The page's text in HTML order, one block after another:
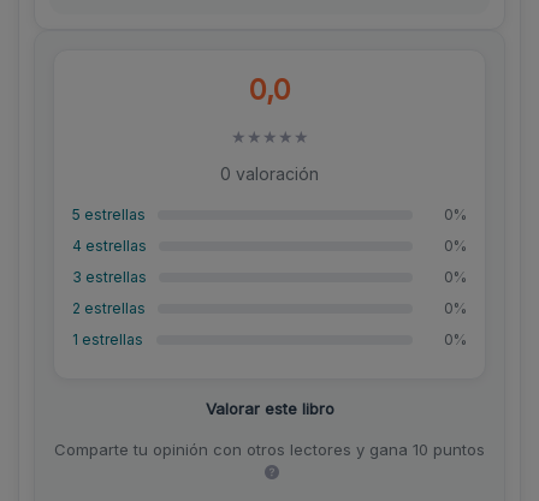
0,0
★ ★ ★ ★ ★
0 valoración
5 estrellas
0%
4 estrellas
0%
3 estrellas
0%
2 estrellas
0%
1 estrellas
0%
Valorar este libro
Comparte tu opinión con otros lectores y gana 10 puntos